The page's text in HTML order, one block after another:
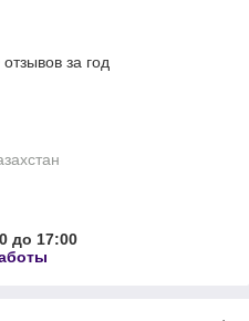
за год
до 17:00